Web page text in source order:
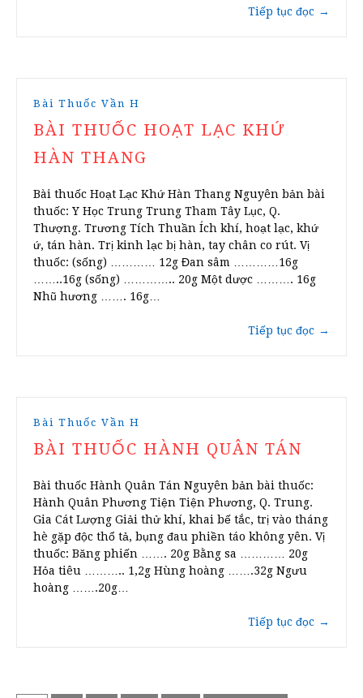
Tiếp tục đọc →
Bài Thuốc Vần H
BÀI THUỐC HOẠT LẠC KHỨ
HÀN THANG
Bài thuốc Hoạt Lạc Khứ Hàn Thang Nguyên bản bài
thuốc: Y Học Trung Trung Tham Tây Lục, Q.
Thượng. Trương Tích Thuần Ích khí, hoạt lạc, khứ
ứ, tán hàn. Trị kinh lạc bị hàn, tay chân co rút. Vị
thuốc: (sống) ………… 12g Đan sâm …………16g
……..16g (sống) ………….. 20g Một dược ………. 16g
Nhũ hương ……. 16g…
Tiếp tục đọc →
Bài Thuốc Vần H
BÀI THUỐC HÀNH QUÂN TÁN
Bài thuốc Hành Quân Tán Nguyên bản bài thuốc:
Hành Quân Phương Tiện Tiện Phương, Q. Trung.
Gia Cát Lượng Giải thử khí, khai bế tắc, trị vào tháng
hè gặp độc thổ tả, bụng đau phiền táo không yên. Vị
thuốc: Băng phiến ……. 20g Bằng sa ………… 20g
Hỏa tiêu ……….. 1,2g Hùng hoàng …….32g Ngưu
hoàng …….20g…
Tiếp tục đọc →